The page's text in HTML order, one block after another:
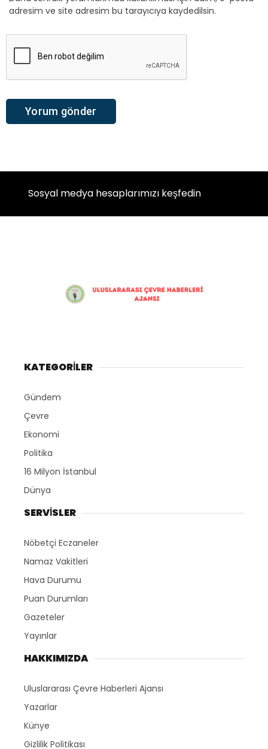
adresim ve site adresim bu tarayıcıya kaydedilsin.
Sosyal medya hesaplarımızı keşfedin
KATEGORİLER
Gündem
Çevre
Ekonomi
Politika
16 Milyon İstanbul
Dünya
SERVİSLER
Nöbetçi Eczaneler
Namaz Vakitleri
Hava Durumu
Puan Durumları
Gazeteler
Yayınlar
HAKKIMIZDA
Uluslararası Çevre Haberleri Ajansı
Yazarlar
Künye
Gizlilik Politikası